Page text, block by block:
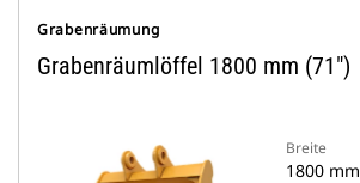
Grabenräumung
Grabenräumlöffel 1800 mm (71")
Breite
1800 mm